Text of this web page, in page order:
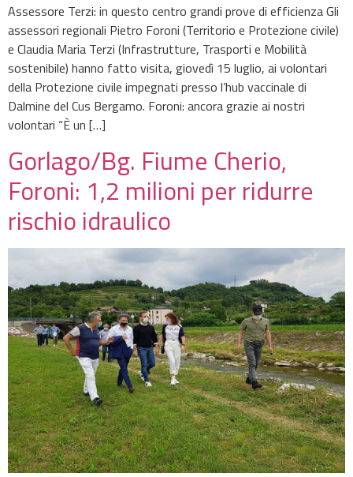
Assessore Terzi: in questo centro grandi prove di efficienza Gli
assessori regionali Pietro Foroni (Territorio e Protezione civile)
e Claudia Maria Terzi (Infrastrutture, Trasporti e Mobilità
sostenibile) hanno fatto visita, giovedì 15 luglio, ai volontari
della Protezione civile impegnati presso l’hub vaccinale di
Dalmine del Cus Bergamo. Foroni: ancora grazie ai nostri
volontari “È un […]
Gorlago/Bg. Fiume Cherio,
Foroni: 1,2 milioni per ridurre
rischio idraulico